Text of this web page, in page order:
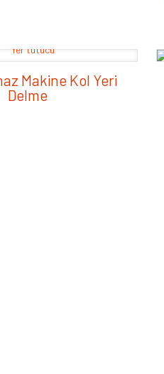
Makine Kol Yeri
Delme